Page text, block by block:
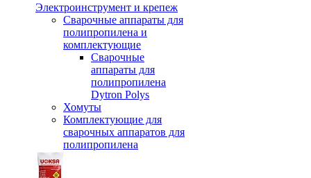
Электроинструмент и крепеж
Сварочные аппараты для
полипропилена и
комплектующие
Сварочные
аппараты для
полипропилена
Dytron Polys
Хомуты
Комплектующие для
сварочных аппаратов для
полипропилена